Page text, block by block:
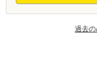
過去